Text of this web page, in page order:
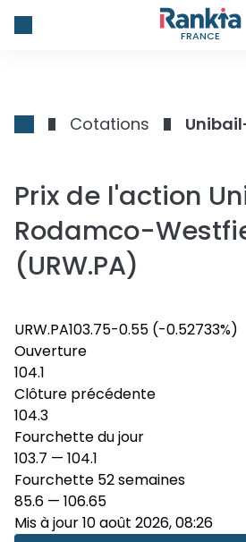
FRANCE
Cotations
Prix de l'action
Rodamco-
(URW.PA)
URW.PA103.75-0.55 (-0.52733%)
Ouverture
104.1
Clôture précédente
104.3
Fourchette du jour
103.7 — 104.1
Fourchette 52 semaines
85.6 — 106.65
Mis à jour 10 août 2026, 08:26